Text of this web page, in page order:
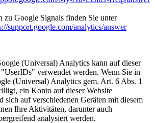
zu Google Signals finden Sie unter
support.google.com/analytics/answer
(Universal) Analytics kann auf dieser
verwendet werden. Wenn Sie in
(Universal) Analytics gem. Art. 6 Abs. 1
ein Konto auf dieser Website
sich auf verschiedenen Geräten mit diesem
Ihre Aktivitäten, darunter auch
analysiert werden.